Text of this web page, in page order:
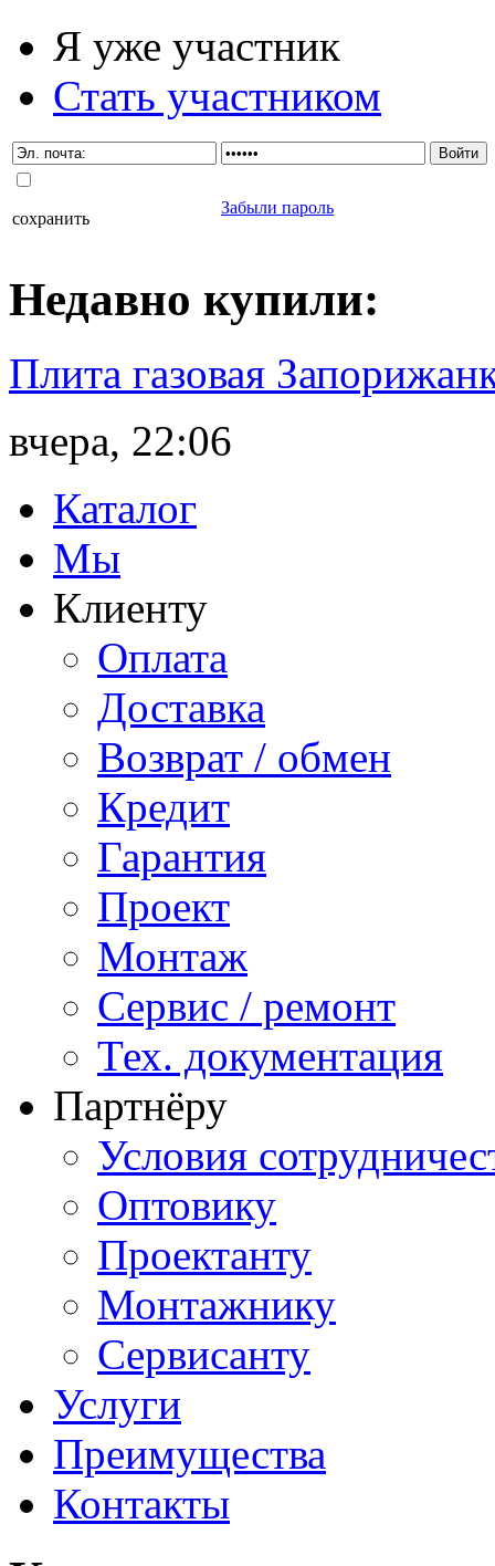
Я уже участник
Стать участником
сохранить
Забыли пароль
Недавно купили:
Плита газовая
вчера, 22:06
Каталог
Мы
Клиенту
Оплата
Доставка
Возврат / обмен
Кредит
Гарантия
Проект
Монтаж
Сервис / ремонт
Тех. документация
Партнёру
Условия
Оптовику
Проектанту
Монтажнику
Сервисанту
Услуги
Преимущества
Контакты